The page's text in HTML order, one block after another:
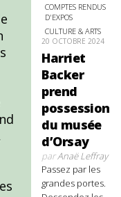
COMPTES RENDUS
D'EXPOS
CULTURE & ARTS
20 OCTOBRE 2024
Harriet
Backer
prend
possession
du musée
d’Orsay
parAnaë Leffray
Passez par les
grandes portes.